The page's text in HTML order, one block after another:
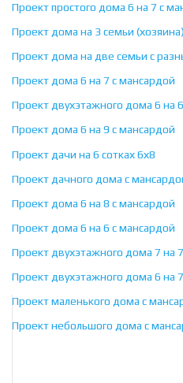
Проект простого дома 6 на 7 с
Проект дома на 3 семьи (хозяина)
Проект дома на две семьи с
Проект дома 6 на 7 с мансардой
Проект двухэтажного дома 6 на 6
Проект дома 6 на 9 с мансардой
Проект дачи на 6 сотках 6х8
Проект дачного дома с
Проект дома 6 на 8 с мансардой
Проект дома 6 на 6 с мансардой
Проект двухэтажного дома 7 на 7
Проект двухэтажного дома 6 на 7
Проект маленького дома с
Проект небольшого дома с